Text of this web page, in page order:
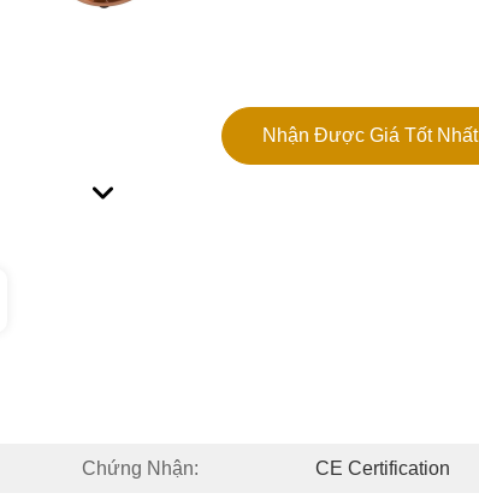
Nhận Được Giá Tốt Nhất
Chứng Nhận: CE Certification